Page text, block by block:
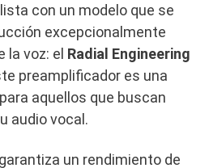
con un modelo que se
excepcionalmente
la voz: el Radial Engineering
preamplificador es una
aquellos que buscan
audio vocal.
un rendimiento de